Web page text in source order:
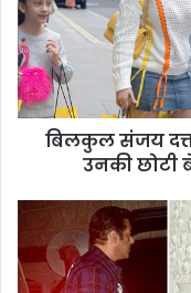
बिलकुल संजय दत्त
उनकी छोटी